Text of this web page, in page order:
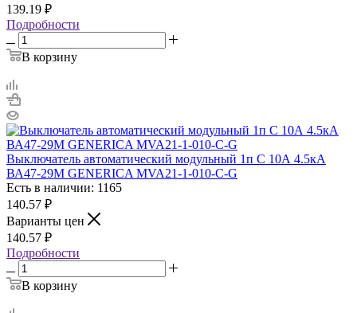
139.19 ₽
Подробности
В корзину
Выключатель автоматический модульный 1п C 10А 4.5кА
ВА47-29М GENERICA MVA21-1-010-C-G
Есть в наличии: 1165
140.57 ₽
Варианты цен
140.57 ₽
Подробности
В корзину